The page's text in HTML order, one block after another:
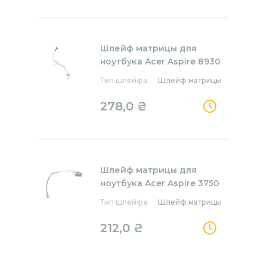
Шлейф матрицы для
ноутбука Acer Aspire 8930
Тип шлейфа Шлейф матрицы
278,0 ₴
Шлейф матрицы для
ноутбука Acer Aspire 3750
Тип шлейфа Шлейф матрицы
212,0 ₴